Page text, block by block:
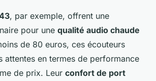
, par exemple, offrent une
pour une qualité audio chaude
de 80 euros, ces écouteurs
attentes en termes de performance
de prix. Leur confort de port